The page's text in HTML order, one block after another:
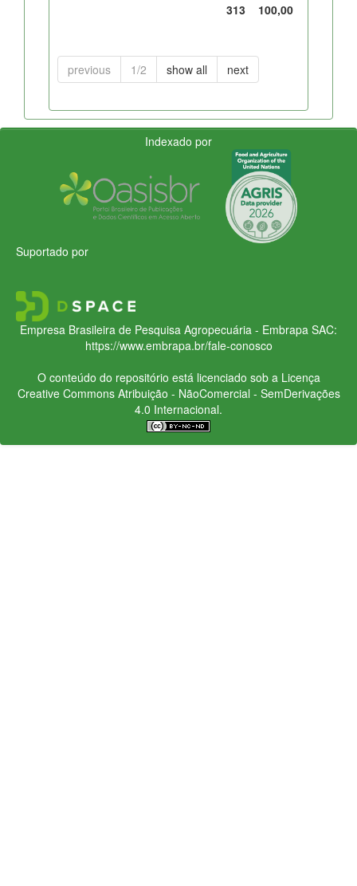
313
100,00
previous 1/2 show all next
Indexado por
Suportado por
Empresa Brasileira de Pesquisa Agropecuária - Embrapa SAC:
https://www.embrapa.br/fale-conosco
O conteúdo do repositório está licenciado sob a Licença
Creative CommonsAtribuição - NãoComercial - SemDerivações
4.0 Internacional.